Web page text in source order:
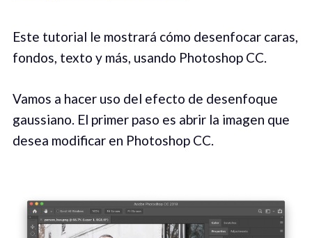
Este tutorial le mostrará cómo desenfocar caras,
fondos, texto y más, usando Photoshop CC.
Vamos a hacer uso del efecto de desenfoque
gaussiano. El primer paso es abrir la imagen que
desea modificar en Photoshop CC.